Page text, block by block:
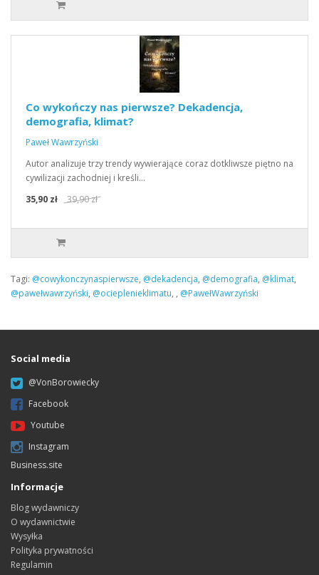
Co wykończy nas pierwsze? Dekadencja,
demografia, klimat?
Paweł Wawrzyński
Autor analizuje trzy trendy wywierające coraz dotkliwsze piętno na
cywilizacji zachodniej i kreśli…
35,90 zł
39,90 zł
Tagi: @cowykonczynaspierwsze, @dekadencja, @demografia, @klimat,
@pawełwawrzyński, @ocieplenieklimatu, , @PawełWawrzyński
Social media
@VonBorowiecky
Facebook
Youtube
Instagram
Business.site
Informacje
Blog wydawniczy
O wydawnictwie
Wysyłka
Polityka prywatności
Regulamin